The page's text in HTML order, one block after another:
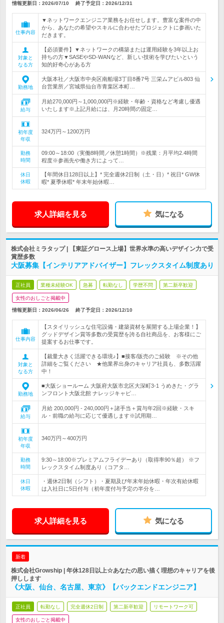
情報更新日：2026/07/10 終了予定日： 2026/12/31
仕事内容
▼ネットワークエンジニア業務をお任せします。豊富な案件の中
から、あなたの希望やスキルに合わせたプロジェクトに参画いた
だきます。
対象と
なる方
【必須要件】▼ネットワークの構築または運用経験を3年以上お
持ちの方▼SASEやSD-WANなど、新しい技術を学びたいという
知的好奇心がある方
勤務地
大阪本社／大阪市中央区南船場3丁目8番7号 三栄ムアビル803 仙
台営業所／宮城県仙台市青葉区本町…
給与
月給270,000円～1,000,000円※経験・年齢・資格など考慮し優遇
いたします※上記月給には、月20時間の固定…
初年度
年収
324万円～1200万円
勤務
時間
09:00～18:00（実働8時間／休憩1時間）※残業：月平均2.4時間
程度※参画先や働き方によって…
休日
休暇
【年間休日128日以上】* 完全週休2日制（土・日）* 祝日* GW休
暇* 夏季休暇* 年末年始休暇…
求人詳細を見る 気になる
株式会社ミラタップ | 【東証グロース上場】世界水準の高いデザイン力で受
賞歴多数
大阪募集【インテリアアドバイザー】フレックスタイム制度あり
正社員 業種未経験OK 急募 転勤なし 学歴不問 第二新卒歓迎
女性のおしごと掲載中
情報更新日：2026/06/26 終了予定日： 2026/12/10
仕事内容
【スタイリッシュな住宅設備・建築資材を展開する上場企業！】
グッドデザイン賞等多数の受賞歴を誇る自社商品を、お客様にご
提案するお仕事です。
対象と
なる方
【裁量大きく活躍できる環境♪】■接客/販売のご経験 ※その他
詳細をご覧ください ★他業界出身のキャリア社員も、多数活躍
中！
勤務地
■大阪ショールーム 大阪府大阪市北区大深町3-1 うめきた・グラ
ンフロント大阪北館 ナレッジキャピ…
給与
月給 200,000円 - 240,000円＋諸手当＋賞与年2回※経験・スキ
ル・前職の給与に応じて優遇します※試用期…
初年度
年収
340万円～400万円
勤務
時間
9:30～18:00※プレミアムフライデーあり（取得率90％超） ※フ
レックスタイム制度あり（コアタ…
休日
休暇
・週休2日制（シフト）・夏期及び年末年始休暇・年次有給休暇
は入社日に5日付与（初年度付与予定の半分を…
求人詳細を見る 気になる
新着
株式会社Growship | 年休128日以上☆あなたの思い描く理想のキャリアを後
押しします
《大阪、仙台、名古屋、東京》【バックエンドエンジニア】
正社員 転勤なし 完全週休2日制 第二新卒歓迎 リモートワーク可
女性のおしごと掲載中